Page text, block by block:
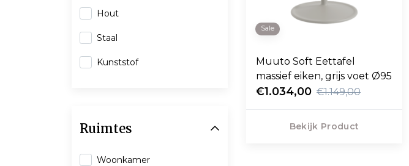
Sale
Muuto Soft Eettafel
massief eiken, grijs voet Ø95
€1.034,00 €1.149,00
Bekijk Product
Hout
Staal
Kunststof
Ruimtes
Woonkamer